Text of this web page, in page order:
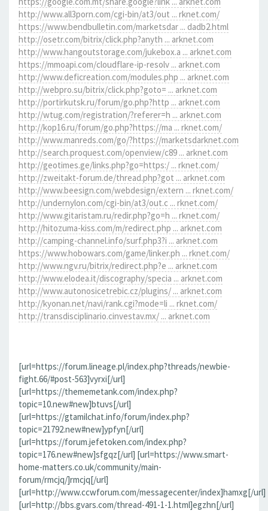
http://www.all3porn.com/cgi-bin/at3/out ... rknet.com/
https://www.bendbulletin.com/marketsdar ... dadb2.html
http://osetr.com/bitrix/click.php?anyth ... arknet.com
http://www.hangoutstorage.com/jukebox.a ... arknet.com
https://mmoapi.com/cloudflare-ip-resolv ... arknet.com
http://www.deficreation.com/modules.php ... arknet.com
http://webpro.su/bitrix/click.php?goto= ... arknet.com
http://portirkutsk.ru/forum/go.php?http ... arknet.com
http://wtug.com/registration/?referer=h ... arknet.com
http://kop16.ru/forum/go.php?https://ma ... rknet.com/
http://www.manreds.com/go/?https://marketsdarknet.com
http://search.proquest.com/openview/c89 ... arknet.com
http://geotimes.ge/links.php?go=https:/ ... rknet.com/
http://zweitakt-forum.de/thread.php?got ... arknet.com
http://www.beesign.com/webdesign/extern ... rknet.com/
http://undernylon.com/cgi-bin/at3/out.c ... rknet.com/
http://www.gitaristam.ru/redir.php?go=h ... rknet.com/
http://hitozuma-kiss.com/m/redirect.php ... arknet.com
http://camping-channel.info/surf.php3?i ... arknet.com
https://www.hobowars.com/game/linker.ph ... rknet.com/
http://www.ngv.ru/bitrix/redirect.php?e ... arknet.com
http://www.elodea.it/discography/specia ... arknet.com
http://www.autonosicetrebic.cz/plugins/ ... arknet.com
http://kyonan.net/navi/rank.cgi?mode=li ... rknet.com/
http://transdisciplinario.cinvestav.mx/ ... arknet.com
[url=https://forum.lineage.pl/index.php?threads/newbie-
fight.66/#post-563]vyrxi[/url]
[url=https://thememetank.com/index.php?
topic=10.new#new]btuvs[/url]
[url=https://gtamilchat.info/forum/index.php?
topic=21792.new#new]ypfyn[/url]
[url=https://forum.jefetoken.com/index.php?
topic=176.new#new]sfgqz[/url] [url=https://www.smart-
home-matters.co.uk/community/main-
forum/rmcjq/]rmcjq[/url]
[url=http://www.ccwforum.com/messagecenter/index]hamxg[/url]
[url=http://bbs.gvars.com/thread-491-1-1.html]egzhn[/url]